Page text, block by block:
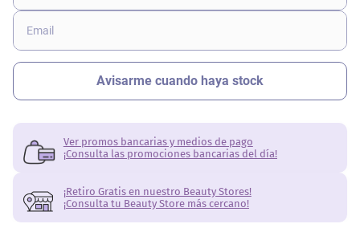
Ver promos bancarias y medios de pago
¡Consulta las promociones bancarias del día!
¡Retiro Gratis en nuestro Beauty Stores!
¡Consulta tu Beauty Store más cercano!